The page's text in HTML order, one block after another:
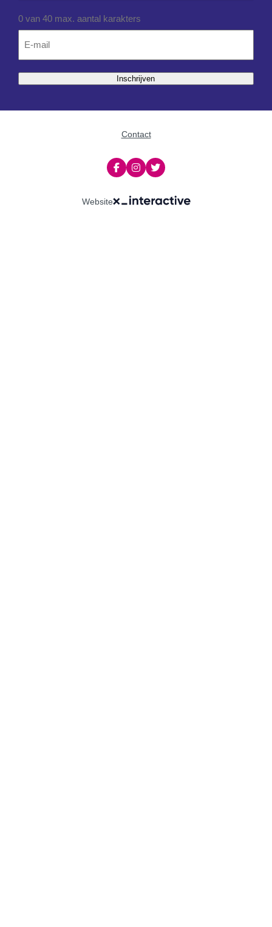
0 van 40 max. aantal karakters
Inschrijven
Contact
Website